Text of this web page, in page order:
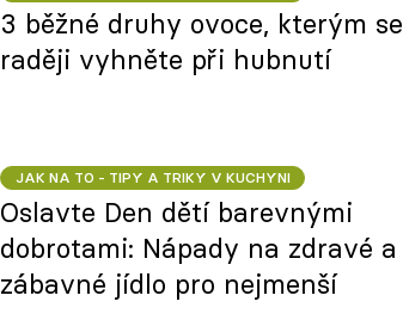
3 běžné druhy ovoce, kterým se
raději vyhněte při hubnutí
JAK NA TO - TIPY A TRIKY V KUCHYNI
Oslavte Den dětí barevnými
dobrotami: Nápady na zdravé a
zábavné jídlo pro nejmenší